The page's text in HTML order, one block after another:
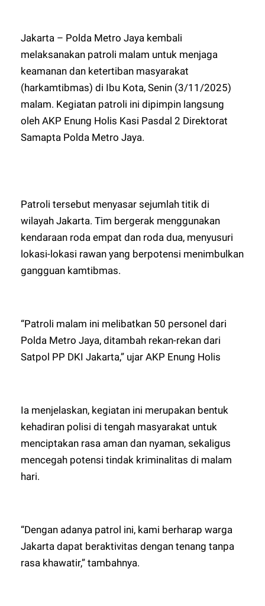
Jakarta – Polda Metro Jaya kembali
melaksanakan patroli malam untuk menjaga
keamanan dan ketertiban masyarakat
(harkamtibmas) di Ibu Kota, Senin (3/11/2025)
malam. Kegiatan patroli ini dipimpin langsung
oleh AKP Enung Holis Kasi Pasdal 2 Direktorat
Samapta Polda Metro Jaya.
Patroli tersebut menyasar sejumlah titik di
wilayah Jakarta. Tim bergerak menggunakan
kendaraan roda empat dan roda dua, menyusuri
lokasi-lokasi rawan yang berpotensi menimbulkan
gangguan kamtibmas.
“Patroli malam ini melibatkan 50 personel dari
Polda Metro Jaya, ditambah rekan-rekan dari
Satpol PP DKI Jakarta,” ujar AKP Enung Holis
Ia menjelaskan, kegiatan ini merupakan bentuk
kehadiran polisi di tengah masyarakat untuk
menciptakan rasa aman dan nyaman, sekaligus
mencegah potensi tindak kriminalitas di malam
hari.
“Dengan adanya patrol ini, kami berharap warga
Jakarta dapat beraktivitas dengan tenang tanpa
rasa khawatir,” tambahnya.